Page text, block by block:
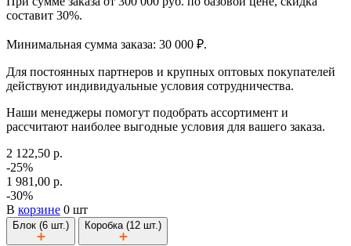
составит 30%.
Минимальная сумма заказа: 30 000 ₽.
Для постоянных партнеров и крупных оптовых покупателей
действуют индивидуальные условия сотрудничества.
Наши менеджеры помогут подобрать ассортимент и
рассчитают наиболее выгодные условия для вашего заказа.
2 122,50 р.
-25%
1 981,00 р.
-30%
В корзине 0 шт
Блок (6 шт.) Коробка (12 шт.)